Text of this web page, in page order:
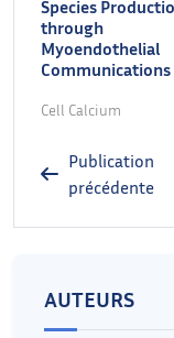
Species
through
Myoendothelial
Communications
Cell Calcium
Publication
précédente
AUTEURS